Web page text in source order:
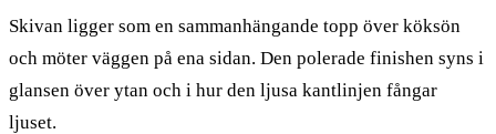
Skivan ligger som en sammanhängande topp över köksön
och möter väggen på ena sidan. Den polerade finishen syns i
glansen över ytan och i hur den ljusa kantlinjen fångar
ljuset.